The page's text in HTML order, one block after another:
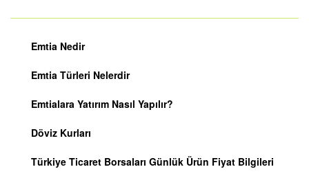
Emtia Nedir
Emtia Türleri Nelerdir
Emtialara Yatırım Nasıl Yapılır?
Döviz Kurları
Türkiye Ticaret Borsaları Günlük Ürün Fiyat Bilgileri